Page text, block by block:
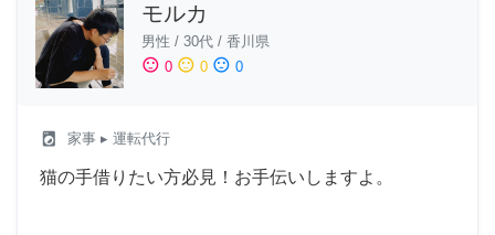
モルカ
男性 / 30代 / 香川県
sentiment_satisfied 0 sentiment_neutral 0 sentiment_dissatisfied 0
local_laundry_service 家事 ▸ 運転代行
猫の手借りたい方必見！お手伝いしますよ。